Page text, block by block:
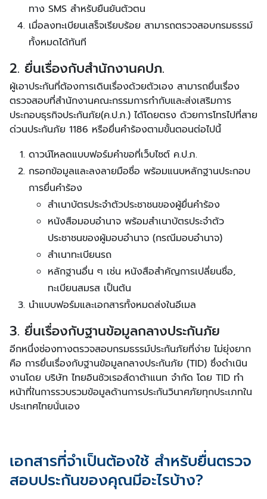
ทาง SMS สำหรับยืนยันตัวตน
เมื่อลงทะเบียนเสร็จเรียบร้อย สามารถตรวจสอบกรมธรรม์
ทั้งหมดได้ทันที
2. ยื่นเรื่องกับสำนักงานคปภ.
ผู้เอาประกันที่ต้องการเดินเรื่องด้วยตัวเอง สามารถยื่นเรื่อง
ตรวจสอบที่สำนักงานคณะกรรมการกำกับและส่งเสริมการ
ประกอบธุรกิจประกันภัย(ค.ป.ภ.) ได้โดยตรง ด้วยการโทรไปที่สาย
ด่วนประกันภัย 1186 หรือยื่นคำร้องตามขั้นตอนต่อไปนี้
ดาวน์โหลดแบบฟอร์มคำขอที่เว็บไซต์ ค.ป.ภ.
กรอกข้อมูลและลงลายมือชื่อ พร้อมแนบหลักฐานประกอบ
การยื่นคำร้อง
สำเนาบัตรประจำตัวประชาชนของผู้ยื่นคำร้อง
หนังสือมอบอำนาจ พร้อมสำเนาบัตรประจำตัว
ประชาชนของผู้มอบอำนาจ (กรณีมอบอำนาจ)
สำเนาทะเบียนรถ
หลักฐานอื่น ๆ เช่น หนังสือสำคัญการเปลี่ยนชื่อ,
ทะเบียนสมรส เป็นต้น
นำแบบฟอร์มและเอกสารทั้งหมดส่งในอีเมล
3. ยื่นเรื่องกับฐานข้อมูลกลางประกันภัย
อีกหนึ่งช่องทางตรวจสอบกรมธรรม์ประกันภัยที่ง่าย ไม่ยุ่งยาก
คือ การยื่นเรื่องกับฐานข้อมูลกลางประกันภัย (TID) ซึ่งดำเนิน
งานโดย บริษัท ไทยอินชัวเรอส์ดาต้าแนท จำกัด โดย TID ทำ
หน้าที่ในการรวบรวมข้อมูลด้านการประกันวินาศภัยทุกประเภทใน
ประเทศไทยนั่นเอง
เอกสารที่จำเป็นต้องใช้ สำหรับยื่นตรวจ
สอบประกันของคุณมีอะไรบ้าง?